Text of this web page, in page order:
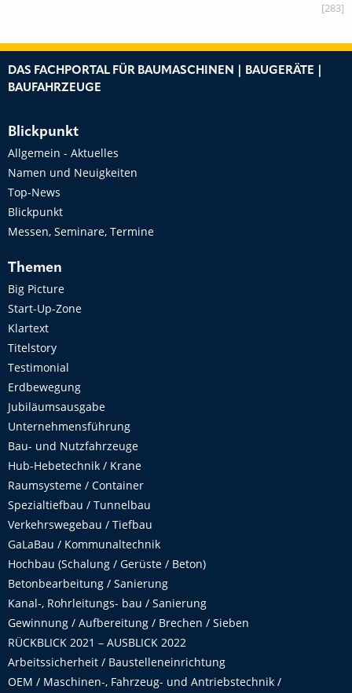
[283]
DAS FACHPORTAL FÜR BAUMASCHINEN | BAUGERÄTE |
BAUFAHRZEUGE
Blickpunkt
Allgemein - Aktuelles
Namen und Neuigkeiten
Top-News
Blickpunkt
Messen, Seminare, Termine
Themen
Big Picture
Start-Up-Zone
Klartext
Titelstory
Testimonial
Erdbewegung
Jubiläumsausgabe
Unternehmensführung
Bau- und Nutzfahrzeuge
Hub-Hebetechnik / Krane
Raumsysteme / Container
Spezialtiefbau / Tunnelbau
Verkehrswegebau / Tiefbau
GaLaBau / Kommunaltechnik
Hochbau (Schalung / Gerüste / Beton)
Betonbearbeitung / Sanierung
Kanal-, Rohrleitungs- bau / Sanierung
Gewinnung / Aufbereitung / Brechen / Sieben
RÜCKBLICK 2021 – AUSBLICK 2022
Arbeitssicherheit / Baustelleneinrichtung
OEM / Maschinen-, Fahrzeug- und Antriebstechnik /